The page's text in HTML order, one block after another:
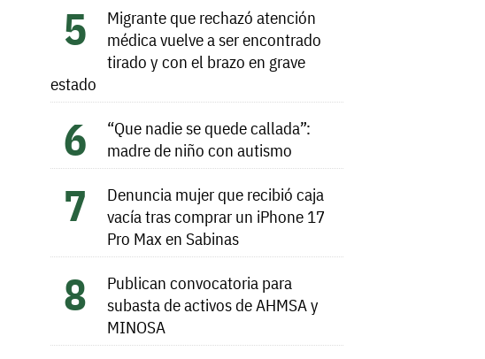
Migrante que rechazó atención
médica vuelve a ser encontrado
tirado y con el brazo en grave
estado
“Que nadie se quede callada”:
madre de niño con autismo
Denuncia mujer que recibió caja
vacía tras comprar un iPhone 17
Pro Max en Sabinas
Publican convocatoria para
subasta de activos de AHMSA y
MINOSA